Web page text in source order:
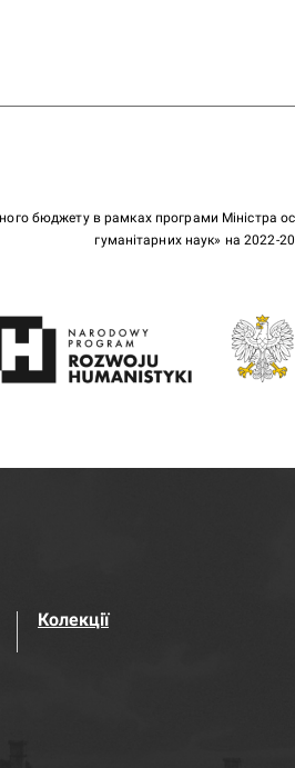
бюджету в рамках програми Міністра
гуманітарних наук» на 2022-
Колекції